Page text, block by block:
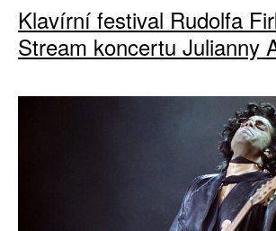
Klavírní festival Rudolfa
Stream koncertu Julianny